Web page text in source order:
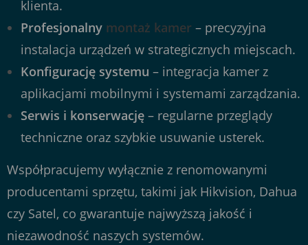
klienta.
Profesjonalny montaż kamer – precyzyjna
instalacja urządzeń w strategicznych miejscach.
Konfigurację systemu – integracja kamer z
aplikacjami mobilnymi i systemami zarządzania.
Serwis i konserwację – regularne przeglądy
techniczne oraz szybkie usuwanie usterek.
Współpracujemy wyłącznie z renomowanymi
producentami sprzętu, takimi jak Hikvision, Dahua
czy Satel, co gwarantuje najwyższą jakość i
niezawodność naszych systemów.